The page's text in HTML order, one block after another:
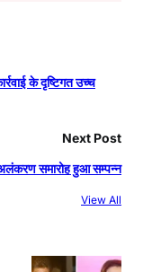
के दृष्टिगत उच्च
Next Post
समारोह हुआ सम्पन्न
View All